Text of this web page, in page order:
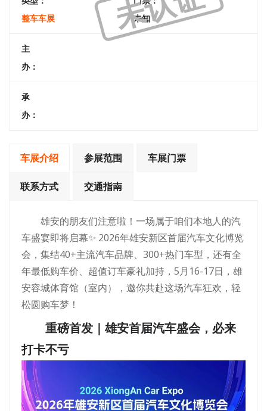
整车车展
未知
主
办：
承
办：
车展介绍 参展范围 车展门票
联系方式 交通指南
雄安的朋友们注意啦！一场属于咱们本地人的汽
车盛宴即将启幕✨ 2026年雄安新区首届汽车文化博览
会，集结40+主流汽车品牌、300+热门车型，还有全
年最低购车价、超值订车豪礼加持，5月16-17日，雄
安容城体育馆（室内），邀你共赴这场汽车狂欢，轻
松圆购车梦！
重磅首发｜雄安首届汽车盛会，必来
打卡不亏